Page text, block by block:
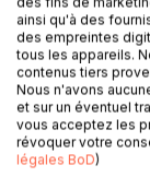
1870. La guerre
Bataille est le
de Villeprévost,
Bavarois en
A Loigny,
battent.
Augustin,
ainsi qu'à des
des empreintes
tous les appareils.
contenus tiers
Nous n'avons
et sur un éventuel
vous acceptez les
révoquer votre
légales BoD)